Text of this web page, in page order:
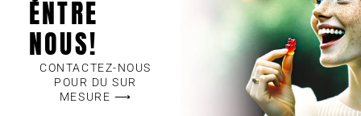
ENTRE
NOUS!
CONTACTEZ-NOUS
POUR DU SUR
MESURE ⟶